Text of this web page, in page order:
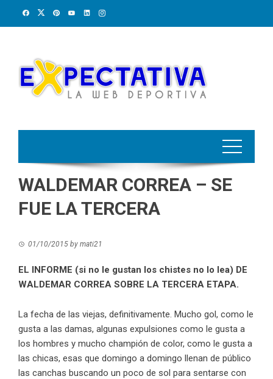
WALDEMAR CORREA – SE
FUE LA TERCERA
01/10/2015 by mati21
EL INFORME (si no le gustan los chistes no lo lea) DE
WALDEMAR CORREA SOBRE LA TERCERA ETAPA.
La fecha de las viejas, definitivamente. Mucho gol, como le
gusta a las damas, algunas expulsiones como le gusta a
los hombres y mucho champión de color, como le gusta a
las chicas, esas que domingo a domingo llenan de público
las canchas buscando un poco de sol para sentarse con